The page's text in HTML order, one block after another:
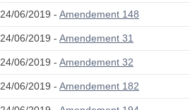
24/06/2019 - Amendement 148
24/06/2019 - Amendement 31
24/06/2019 - Amendement 32
24/06/2019 - Amendement 182